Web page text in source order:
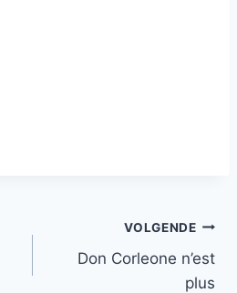
VOLGENDE
Don Corleone n’est
plus